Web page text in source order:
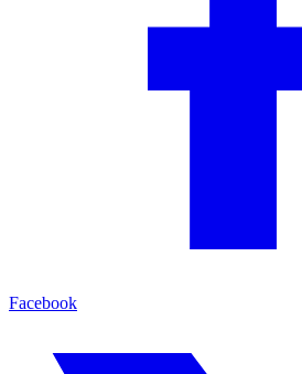
Facebook